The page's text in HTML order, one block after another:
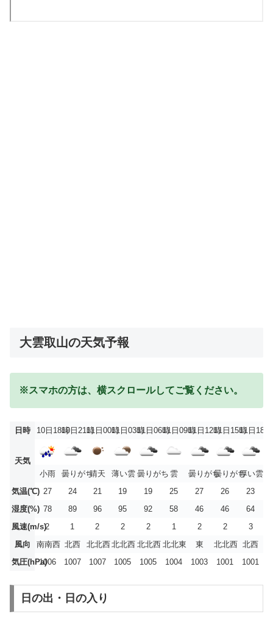
大雲取山の天気予報
※スマホの方は、横スクロールしてご覧ください。
日時 10日18時10日21時11日00時11日03時11日06時11日09時11日12時11日15時11日18時
天気
小雨
曇りがち晴天 薄い雲 曇りがち 雲 曇りがち曇りがち厚い雲
気温(℃) 27 24 21 19 19 25 27 26
23
湿度(%) 78 89 96 95 92 58 46 46
64
風速(m/s)2 1 2 2 2 1 2 2
3
風向
南南西 北西 北北西北北西 北北西 北北東 東 北北西 北西
気圧(hPa)1006 1007 1007 1005 1005 1004 1003 1001 1001
日の出・日の入り